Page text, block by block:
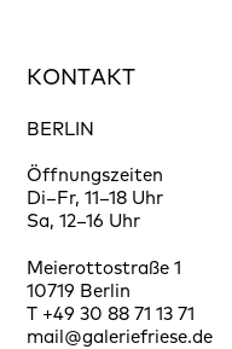
KONTAKT
BERLIN
Öffnungszeiten
Di–Fr, 11–18 Uhr
Sa, 12–16 Uhr
Meierottostraße 1
10719 Berlin
T +49 30 88 71 13 71
mail@galeriefriese.de